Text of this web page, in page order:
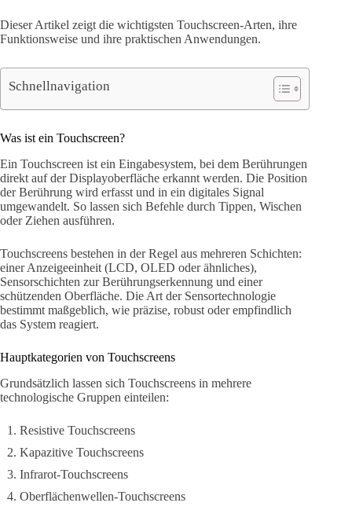
Dieser Artikel zeigt die wichtigsten Touchscreen-Arten, ihre
Funktionsweise und ihre praktischen Anwendungen.
Schnellnavigation
Was ist ein Touchscreen?
Ein Touchscreen ist ein Eingabesystem, bei dem Berührungen
direkt auf der Displayoberfläche erkannt werden. Die Position
der Berührung wird erfasst und in ein digitales Signal
umgewandelt. So lassen sich Befehle durch Tippen, Wischen
oder Ziehen ausführen.
Touchscreens bestehen in der Regel aus mehreren Schichten:
einer Anzeigeeinheit (LCD, OLED oder ähnliches),
Sensorschichten zur Berührungserkennung und einer
schützenden Oberfläche. Die Art der Sensortechnologie
bestimmt maßgeblich, wie präzise, robust oder empfindlich
das System reagiert.
Hauptkategorien von Touchscreens
Grundsätzlich lassen sich Touchscreens in mehrere
technologische Gruppen einteilen:
Resistive Touchscreens
Kapazitive Touchscreens
Infrarot-Touchscreens
Oberflächenwellen-Touchscreens